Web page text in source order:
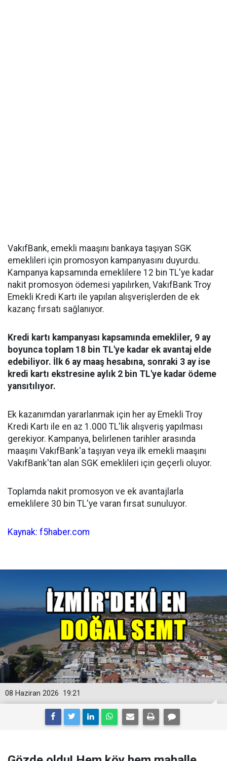
VakıfBank, emekli maaşını bankaya taşıyan SGK
emeklileri için promosyon kampanyasını duyurdu.
Kampanya kapsamında emeklilere 12 bin TL'ye kadar
nakit promosyon ödemesi yapılırken, VakıfBank Troy
Emekli Kredi Kartı ile yapılan alışverişlerden de ek
kazanç fırsatı sağlanıyor.
Kredi kartı kampanyası kapsamında emekliler, 9 ay
boyunca toplam 18 bin TL'ye kadar ek avantaj elde
edebiliyor. İlk 6 ay maaş hesabına, sonraki 3 ay ise
kredi kartı ekstresine aylık 2 bin TL'ye kadar ödeme
yansıtılıyor.
Ek kazanımdan yararlanmak için her ay Emekli Troy
Kredi Kartı ile en az 1.000 TL'lik alışveriş yapılması
gerekiyor. Kampanya, belirlenen tarihler arasında
maaşını VakıfBank'a taşıyan veya ilk emekli maaşını
VakıfBank'tan alan SGK emeklileri için geçerli oluyor.
Toplamda nakit promosyon ve ek avantajlarla
emeklilere 30 bin TL'ye varan fırsat sunuluyor.
Kaynak: f5haber.com
19:21
08 Haziran 2026